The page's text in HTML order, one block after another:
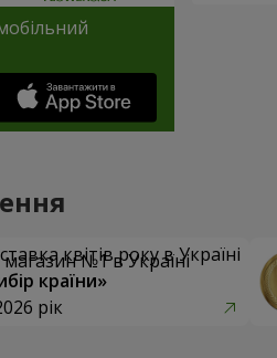
квітів року в Україні
країни»
рік